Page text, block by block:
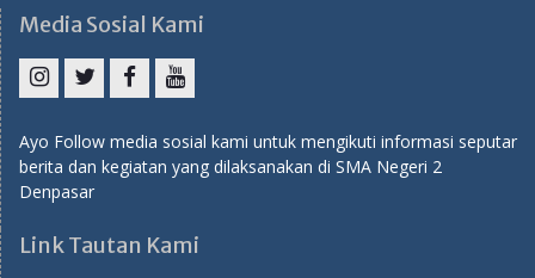
Media Sosial Kami
Ayo Follow media sosial kami untuk mengikuti informasi seputar
berita dan kegiatan yang dilaksanakan di SMA Negeri 2
Denpasar
Link Tautan Kami